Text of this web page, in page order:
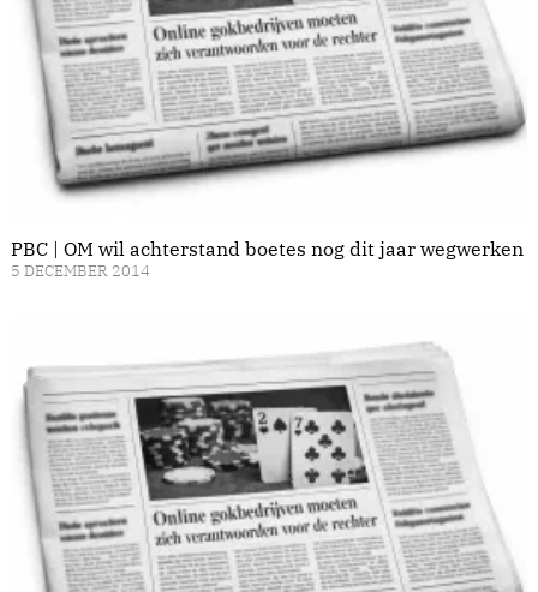
PBC | OM wil achterstand boetes nog dit jaar wegwerken
5 DECEMBER 2014